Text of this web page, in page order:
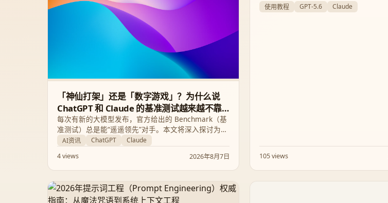
「神仙打架」还是「数字游戏」？为什么说
ChatGPT 和 Claude 的基准测试越来越不靠
谱了
每次有新的大模型发布，官方给出的 Benchmark（基
准测试）总是能“遥遥领先”对手。本文将深入探讨为什
么现在的 AI 跑分越来越像一场娱乐大众的数字游戏，
Claude 的“神仙打架”。
AI资讯 ChatGPT
Claude
4 views
2026年8月7日
Anthropic 随即做出反应，宣布重置旗下
使用教程 GPT-5.6 Claude
105 views